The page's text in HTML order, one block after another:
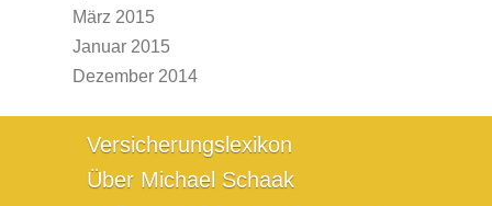
März 2015
Januar 2015
Dezember 2014
Versicherungslexikon
Über Michael Schaak